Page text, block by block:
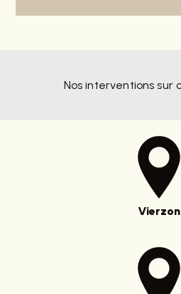
Nos interventions sur
Vierzon